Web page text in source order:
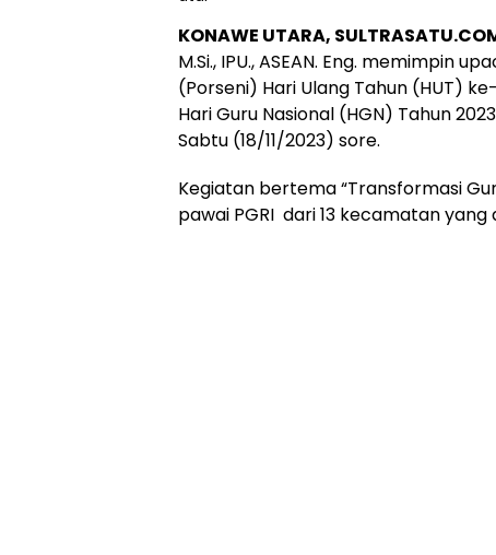
KONAWE UTARA,
M.Si., IPU., ASEAN. Eng. memimpin
(Porseni) Hari Ulang Tahun (HUT)
Hari Guru Nasional (HGN) Tahun
Sabtu (18/11/2023) sore.
Kegiatan bertema “Transformasi
pawai PGRI dari 13 kecamatan